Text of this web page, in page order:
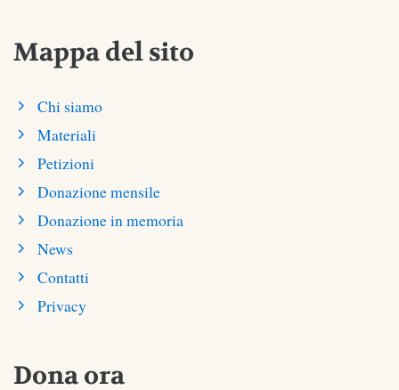
Mappa del sito
Chi siamo
Materiali
Petizioni
Donazione mensile
Donazione in memoria
News
Contatti
Privacy
Dona ora